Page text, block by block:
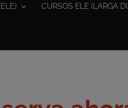
CURSOS ELE (LARGA